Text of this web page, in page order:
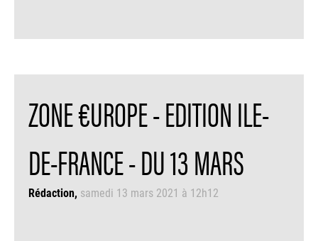
ZONE €UROPE - EDITION ILE-
DE-FRANCE - DU 13 MARS
Rédaction samedi 13 mars 2021 à 12h12